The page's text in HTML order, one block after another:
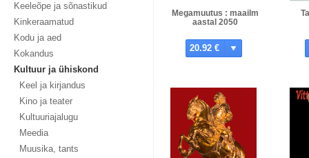
Keeleõpe ja sõnastikud
Kinkeraamatud
Kodu ja aed
Kokandus
Kultuur ja ühiskond
Keel ja kirjandus
Kino ja teater
Kultuuriajalugu
Meedia
Muusika, tants
Megamuutus : maailm
aastal 2050
20.92 €